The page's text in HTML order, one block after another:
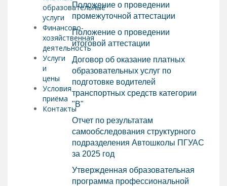
образовательные
услуги
Финансово-
хозяйственная
деятельность
Услуги
и
цены
Условия
приёма
Контакты
Положение о проведении
промежуточной аттестации
Положение о проведении
итоговой аттестации
Договор об оказание платных
образовательных услуг по
подготовке водителей
транспортных средств категории
"В"
Отчет по результатам
самообследования структурного
подразделения Автошколы ПГУАС
за 2025 год
Утвержденная образовательная
программа профессиональной